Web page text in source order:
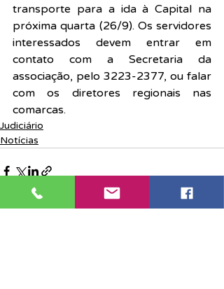
transporte para a ida à Capital na
próxima quarta (26/9). Os servidores
interessados devem entrar em
contato com a Secretaria da
associação, pelo 3223-2377, ou falar
com os diretores regionais nas
comarcas.
Judiciário
Notícias